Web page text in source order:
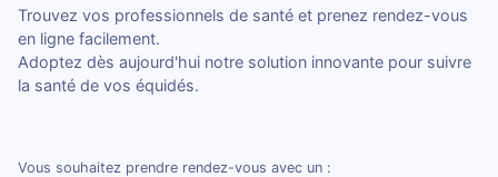
Trouvez vos professionnels de santé et prenez rendez-vous
en ligne facilement.
Adoptez dès aujourd'hui notre solution innovante pour suivre
la santé de vos équidés.
Vous souhaitez prendre rendez-vous avec un :